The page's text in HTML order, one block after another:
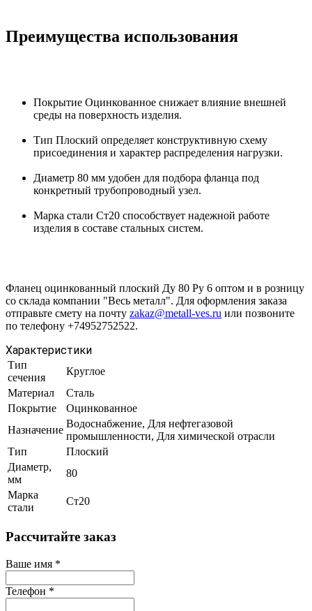
Преимущества использования
Покрытие Оцинкованное снижает влияние внешней
среды на поверхность изделия.
Тип Плоский определяет конструктивную схему
присоединения и характер распределения нагрузки.
Диаметр 80 мм удобен для подбора фланца под
конкретный трубопроводный узел.
Марка стали Ст20 способствует надежной работе
изделия в составе стальных систем.
Фланец оцинкованный плоский Ду 80 Ру 6 оптом и в розницу
со склада компании "Весь металл". Для оформления заказа
отправьте смету на почту zakaz@metall-ves.ru или позвоните
по телефону +74952752522.
Характеристики
Тип
сечения
Круглое
Материал
Сталь
Покрытие
Оцинкованное
Назначение
Водоснабжение, Для нефтегазовой
промышленности, Для химической отрасли
Тип
Плоский
Диаметр,
мм
80
Марка
стали
Ст20
Рассчитайте заказ
Ваше имя *
Телефон *